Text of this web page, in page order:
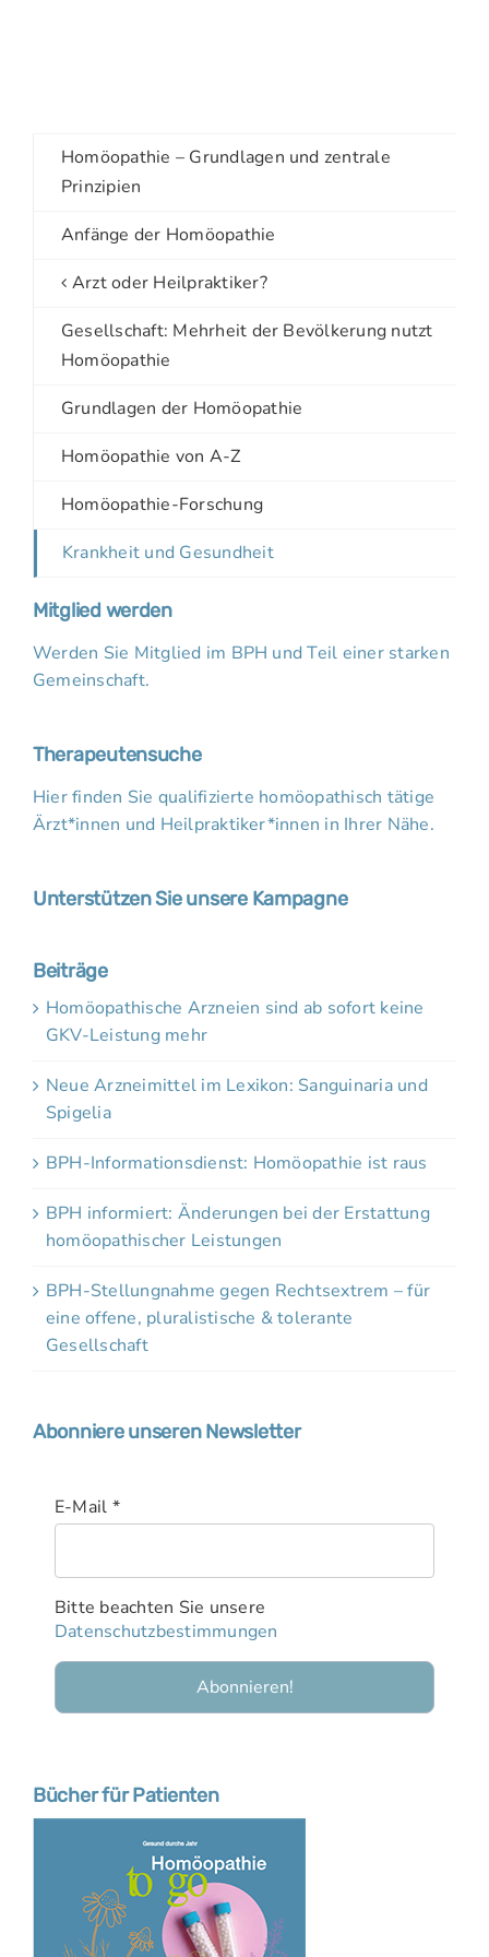
Homöopathie – Grundlagen und zentrale
Prinzipien
Anfänge der Homöopathie
Arzt oder Heilpraktiker?
Gesellschaft: Mehrheit der Bevölkerung nutzt
Homöopathie
Grundlagen der Homöopathie
Homöopathie von A-Z
Homöopathie-Forschung
Krankheit und Gesundheit
Mitglied werden
Werden Sie Mitglied im BPH und Teil einer starken
Gemeinschaft.
Therapeutensuche
Hier finden Sie qualifizierte homöopathisch tätige
Ärzt*innen und Heilpraktiker*innen in Ihrer Nähe.
Unterstützen Sie unsere Kampagne
Beiträge
Homöopathische Arzneien sind ab sofort keine
GKV-Leistung mehr
Neue Arzneimittel im Lexikon: Sanguinaria und
Spigelia
BPH-Informationsdienst: Homöopathie ist raus
BPH informiert: Änderungen bei der Erstattung
homöopathischer Leistungen
BPH-Stellungnahme gegen Rechtsextrem – für
eine offene, pluralistische & tolerante
Gesellschaft
Abonniere unseren Newsletter
E-Mail *
Bitte beachten Sie unsere
Datenschutzbestimmungen
Bücher für Patienten